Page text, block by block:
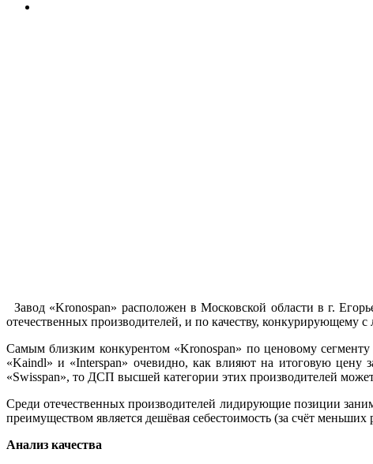
Завод «Kronospan» расположен в Московской области в г.
отечественных производителей, и по качеству, конкурирующему
Самым близким конкурентом «Kronospan» по ценовому
«Kaindl» и «Interspan» очевидно, как влияют на итоговую цену
«Swisspan», то ДСП высшей категории этих производителей
Среди отечественных производителей лидирующие позиции
преимуществом является дешёвая себестоимость (за счёт
Анализ качества